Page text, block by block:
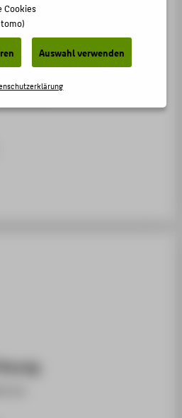
International Conference of
FÜR
Cookies
Auswahl verwenden